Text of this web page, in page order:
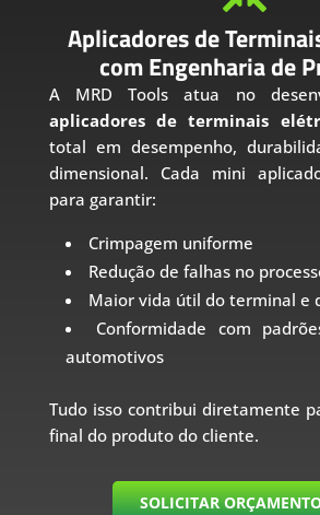
Aplicadores de
com Engenharia de
A MRD Tools atua no
aplicadores de terminais
total em desempenho,
dimensional. Cada mini
para garantir:
Crimpagem uniforme
Redução de falhas no
Maior vida útil do terminal e
Conformidade com
automotivos
Tudo isso contribui diretamente
final do produto do cliente.
SOLICITAR